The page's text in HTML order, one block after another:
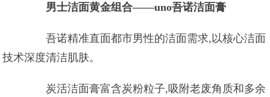
男士洁面黄金组合——uno吾诺洁面膏
吾诺精准直面都市男性的洁面需求,以核心洁面
技术深度清洁肌肤。
炭活洁面膏富含炭粉粒子,吸附老废角质和多余